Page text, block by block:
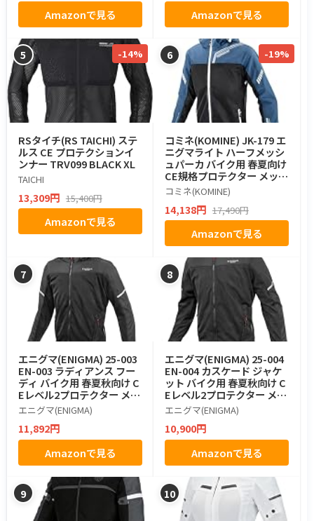
Amazonで見る Amazonで見る
5 -14%
RSタイチ(RS TAICHI) ステ
ルス CE プロテクションイ
ンナー TRV099 BLACK XL
TAICHI
13,309円 15,400円
Amazonで見る
6 -19%
コミネ(KOMINE) JK-179 エ
ニグマライト ハーフメッシ
ュパーカ バイク用 春夏向け
CE規格プロテクター メッシ
ュ
コミネ(KOMINE)
14,138円 17,490円
Amazonで見る
7
エニグマ(ENIGMA) 25-003
EN-003 ラディアンス フー
ディ バイク用 春夏秋向け C
Eレベル2プロテクター メッ
シュ Black L
エニグマ(ENIGMA)
11,892円
Amazonで見る
8
エニグマ(ENIGMA) 25-004
EN-004 カスケード ジャケ
ット バイク用 春夏秋向け C
Eレベル2プロテクター メッ
シュ Black L
エニグマ(ENIGMA)
10,900円
Amazonで見る
9 10